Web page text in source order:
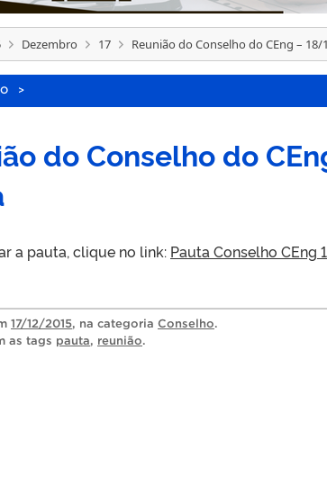
Dezembro 17 Reunião do Conselho do CEng – 18/
>
do Conselho do
a pauta, clique no link: Pauta Conselho CEng
17/12/2015, na categoria Conselho.
as tags pauta, reunião.